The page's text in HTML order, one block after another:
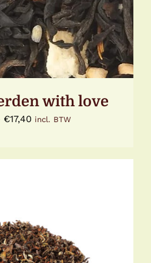
VARIATIES.
DEZE
OPTIE
KAN
GEKOZEN
WORDEN
OP
PRODUCTPAGINA
with love
€17,40 Prijsklasse:
incl. BTW